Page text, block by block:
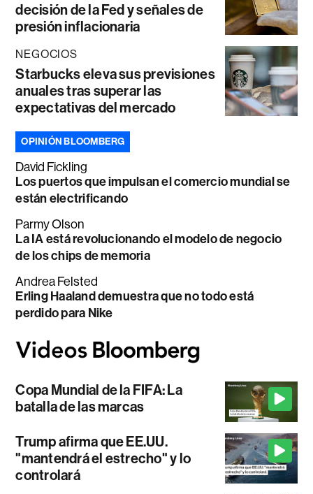
decisión de la Fed y señales de
presión inflacionaria
NEGOCIOS
Starbucks eleva sus previsiones
anuales tras superar las
expectativas del mercado
OPINIÓN BLOOMBERG
David Fickling
Los puertos que impulsan el comercio mundial se
están electrificando
Parmy Olson
La IA está revolucionando el modelo de negocio
de los chips de memoria
Andrea Felsted
Erling Haaland demuestra que no todo está
perdido para Nike
Copa Mundial de la FIFA: La
batalla de las marcas
Trump afirma que EE.UU.
"mantendrá el estrecho" y lo
controlará